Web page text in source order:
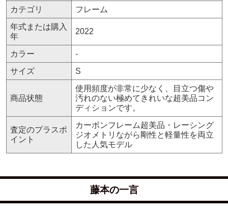
カテゴリ
フレーム
年式または購入
年
2022
カラー
-
サイズ
S
商品状態
使用頻度が非常に少なく、目立つ傷や
汚れのない極めてきれいな超美品コン
ディションです。
査定のプラスポ
イント
カーボンフレーム超美品・レーシング
ジオメトリながら剛性と軽量性を両立
した人気モデル
藤本の一言